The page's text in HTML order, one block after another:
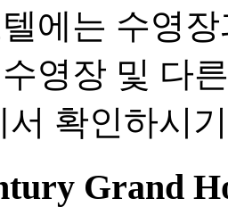
에는 수영
영장 및 다
서 확인하시
Grand